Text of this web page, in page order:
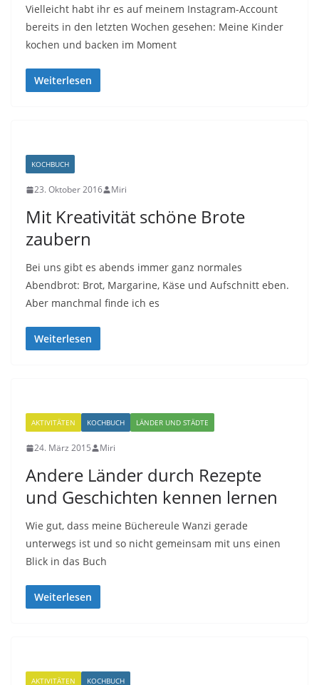
Vielleicht habt ihr es auf meinem Instagram-Account
bereits in den letzten Wochen gesehen: Meine Kinder
kochen und backen im Moment
Weiterlesen
KOCHBUCH
23. Oktober 2016 Miri
Mit Kreativität schöne Brote
zaubern
Bei uns gibt es abends immer ganz normales
Abendbrot: Brot, Margarine, Käse und Aufschnitt eben.
Aber manchmal finde ich es
Weiterlesen
AKTIVITÄTEN KOCHBUCH LÄNDER UND STÄDTE
24. März 2015 Miri
Andere Länder durch Rezepte
und Geschichten kennen lernen
Wie gut, dass meine Büchereule Wanzi gerade
unterwegs ist und so nicht gemeinsam mit uns einen
Blick in das Buch
Weiterlesen
AKTIVITÄTEN KOCHBUCH